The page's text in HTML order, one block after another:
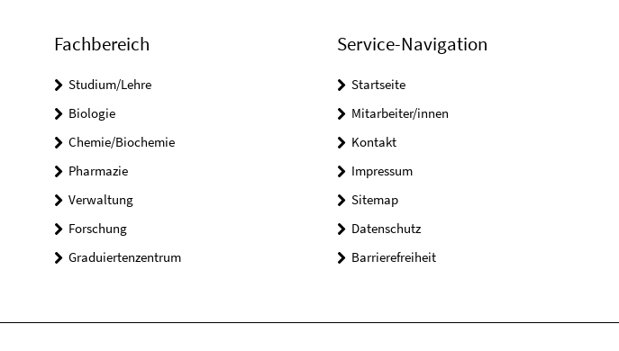
Fachbereich
Studium/Lehre
Biologie
Chemie/Biochemie
Pharmazie
Verwaltung
Forschung
Graduiertenzentrum
Service-Navigation
Startseite
Mitarbeiter/innen
Kontakt
Impressum
Sitemap
Datenschutz
Barrierefreiheit